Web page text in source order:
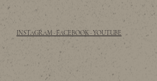
INSTAGRAM · FACEBOOK · YOUTUBE